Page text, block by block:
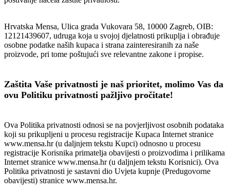
Hrvatska Mensa, Ulica grada Vukovara 58, 10000 Zagreb, OIB:
12121439607, udruga koja u svojoj djelatnosti prikuplja i obrađuje
osobne podatke naših kupaca i strana zainteresiranih za naše
proizvode, pri tome poštujući sve relevantne zakone i propise.
Zaštita Vaše privatnosti je naš prioritet, molimo Vas da
ovu Politiku privatnosti pažljivo pročitate!
Ova Politika privatnosti odnosi se na povjerljivost osobnih podataka
koji su prikupljeni u procesu registracije Kupaca Internet stranice
www.mensa.hr (u daljnjem tekstu Kupci) odnosno u procesu
registracije Korisnika primatelja obavijesti o proizvodima i prilikama
Internet stranice www.mensa.hr (u daljnjem tekstu Korisnici). Ova
Politika privatnosti je sastavni dio Uvjeta kupnje (Predugovorne
obavijesti) stranice www.mensa.hr.